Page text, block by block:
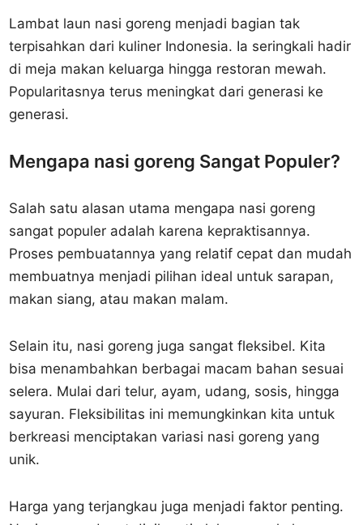
Lambat laun nasi goreng menjadi bagian tak
terpisahkan dari kuliner Indonesia. Ia seringkali hadir
di meja makan keluarga hingga restoran mewah.
Popularitasnya terus meningkat dari generasi ke
generasi.
Mengapa nasi goreng Sangat Populer?
Salah satu alasan utama mengapa nasi goreng
sangat populer adalah karena kepraktisannya.
Proses pembuatannya yang relatif cepat dan mudah
membuatnya menjadi pilihan ideal untuk sarapan,
makan siang, atau makan malam.
Selain itu, nasi goreng juga sangat fleksibel. Kita
bisa menambahkan berbagai macam bahan sesuai
selera. Mulai dari telur, ayam, udang, sosis, hingga
sayuran. Fleksibilitas ini memungkinkan kita untuk
berkreasi menciptakan variasi nasi goreng yang
unik.
Harga yang terjangkau juga menjadi faktor penting.